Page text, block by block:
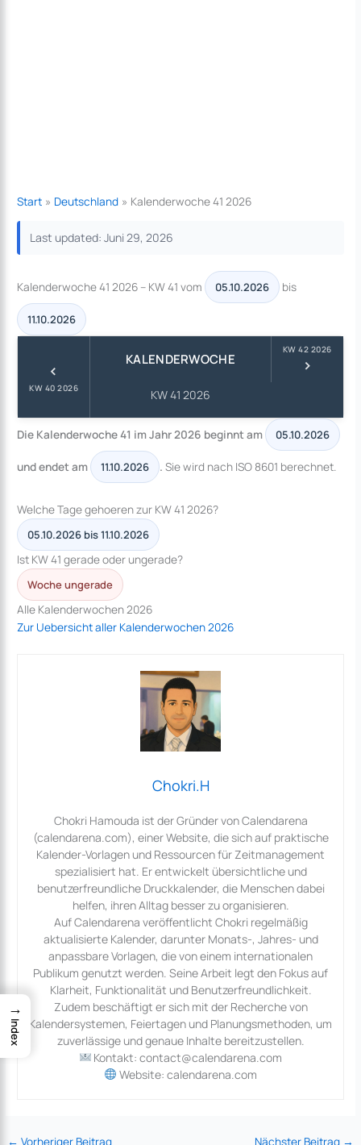
Start Deutschland Kalenderwoche 41 2026
Last updated: Juni 29, 2026
Kalenderwoche 41 2026 – KW 41 vom 05.10.2026 bis
11.10.2026
‹
KW 40 2026
KALENDERWOCHE
KW 41 2026
KW 42 2026
›
Die Kalenderwoche 41 im Jahr 2026 beginnt am 05.10.2026
und endet am 11.10.2026 . Sie wird nach ISO 8601 berechnet.
Welche Tage gehoeren zur KW 41 2026?
05.10.2026 bis 11.10.2026
Ist KW 41 gerade oder ungerade?
Woche ungerade
Alle Kalenderwochen 2026
Zur Uebersicht aller Kalenderwochen 2026
Chokri.H
Chokri Hamouda ist der Gründer von Calendarena
(calendarena.com), einer Website, die sich auf praktische
Kalender-Vorlagen und Ressourcen für Zeitmanagement
spezialisiert hat. Er entwickelt übersichtliche und
benutzerfreundliche Druckkalender, die Menschen dabei
helfen, ihren Alltag besser zu organisieren.
Auf Calendarena veröffentlicht Chokri regelmäßig
aktualisierte Kalender, darunter Monats-, Jahres- und
anpassbare Vorlagen, die von einem internationalen
Publikum genutzt werden. Seine Arbeit legt den Fokus auf
Klarheit, Funktionalität und Benutzerfreundlichkeit.
Zudem beschäftigt er sich mit der Recherche von
Kalendersystemen, Feiertagen und Planungsmethoden, um
zuverlässige und genaue Inhalte bereitzustellen.
Kontakt: contact@calendarena.com
Website: calendarena.com
← Vorheriger Beitrag Nächster Beitrag →
→
Index